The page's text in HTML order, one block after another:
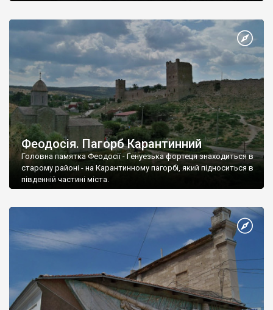
Феодосія. Пагорб Карантинний
Головна памятка Феодосії - Генуезька фортеця знаходиться в
старому районі - на Карантинному пагорбі, який підноситься в
південній частині міста.